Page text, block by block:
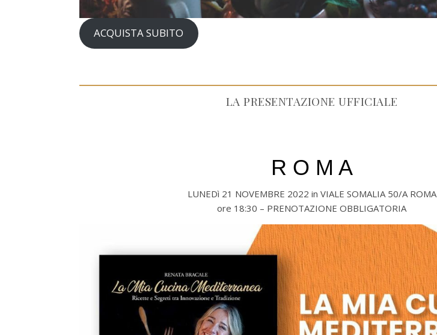
ACQUISTA SUBITO
LA PRESENTAZIONE UFFICIALE
R O M A
LUNEDì 21 NOVEMBRE 2022 in VIALE SOMALIA 50/A ROMA
ore 18:30 – PRENOTAZIONE OBBLIGATORIA